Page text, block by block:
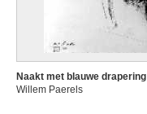
Naakt met blauwe drapering
Willem Paerels